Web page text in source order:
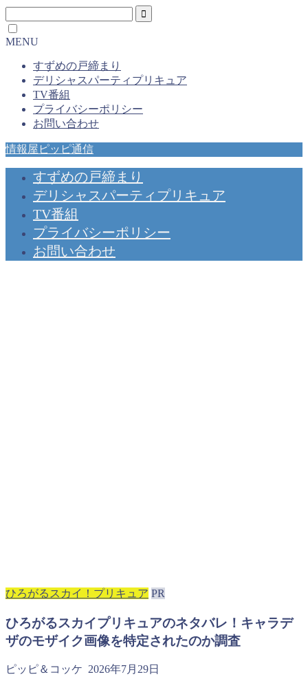
MENU
すずめの戸締まり
デリシャスパーティプリキュア
TV番組
プライバシーポリシー
お問い合わせ
情報屋ピッピ通信
すずめの戸締まり
デリシャスパーティプリキュア
TV番組
プライバシーポリシー
お問い合わせ
ひろがるスカイ！プリキュア PR
ひろがるスカイプリキュアのネタバレ！キャラデ
ザのモザイク画像を特定されたのか調査
ピッピ＆コッケ 2026年7月29日